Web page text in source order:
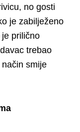
no gosti
je zabilježeno
prilično
trebao
smije